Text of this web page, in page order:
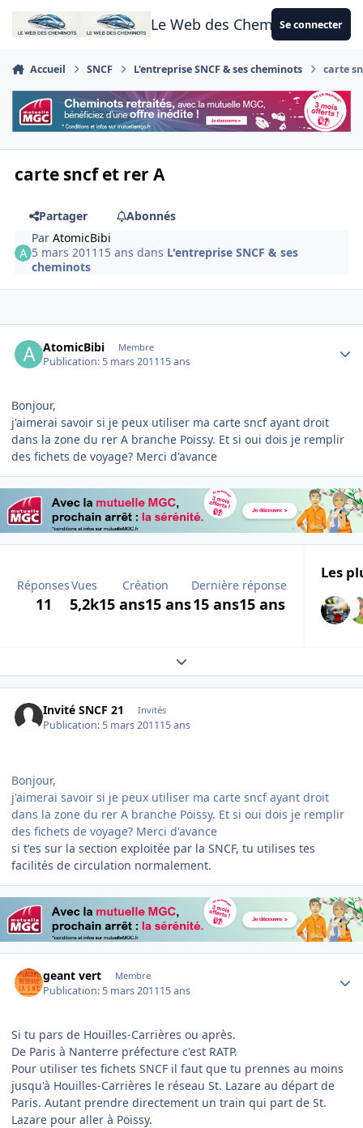
Aller au contenu
Le Web des CheminotsSe connecter
Accueil SNCF L'entreprise SNCF & ses cheminots carte
carte sncf et rer A
Partager
Abonnés
ParAtomicBibi
5 mars 2011 15 ans dans L'entreprise SNCF & ses
cheminots
AtomicBibi Membre
Publication: 5 mars 201115 ans
Bonjour,
j'aimerai savoir si je peux utiliser ma carte sncf ayant droit
dans la zone du rer A branche Poissy. Et si oui dois je remplir
des fichets de voyage? Merci d'avance
Réponses
11
Vues
5,2k
Création
15 ans15 ans
Dernière réponse
15 ans15 ans
Les
Expand topic overview
Invité SNCF 21 Invités
Publication: 5 mars 201115 ans
Bonjour,
j'aimerai savoir si je peux utiliser ma carte sncf ayant droit
dans la zone du rer A branche Poissy. Et si oui dois je remplir
des fichets de voyage? Merci d'avance
si t'es sur la section exploitée par la SNCF, tu utilises tes
facilités de circulation normalement.
geant vert Membre
Publication: 5 mars 201115 ans
Si tu pars de Houilles-Carrières ou après.
De Paris à Nanterre préfecture c'est RATP.
Pour utiliser tes fichets SNCF il faut que tu prennes au moins
jusqu'à Houilles-Carrières le réseau St. Lazare au départ de
Paris. Autant prendre directement un train qui part de St.
Lazare pour aller à Poissy.